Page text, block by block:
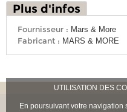
UTILISATION DES
En poursuivant votre navigation
Plus d'infos
Fournisseur : Mars & More
Fabricant : MARS & MORE